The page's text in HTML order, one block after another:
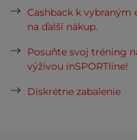
Cashback k vybraným
na ďalší nákup.
Posuňte svoj tréning
výživou inSPORTline!
Diskrétne zabalenie